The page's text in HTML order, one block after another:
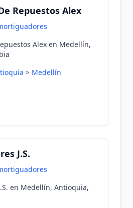
Repuestos Alex
Alex en Medellín,
> Medellín
J.S.
en Medellín, Antioquia,